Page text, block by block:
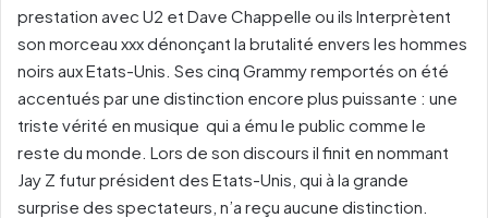
prestation avec U2 et Dave Chappelle ou ils Interprètent
son morceau xxx dénonçant la brutalité envers les hommes
noirs aux Etats-Unis. Ses cinq Grammy remportés on été
accentués par une distinction encore plus puissante : une
triste vérité en musique qui a ému le public comme le
reste du monde. Lors de son discours il finit en nommant
Jay Z futur président des Etats-Unis, qui à la grande
surprise des spectateurs, n’a reçu aucune distinction.